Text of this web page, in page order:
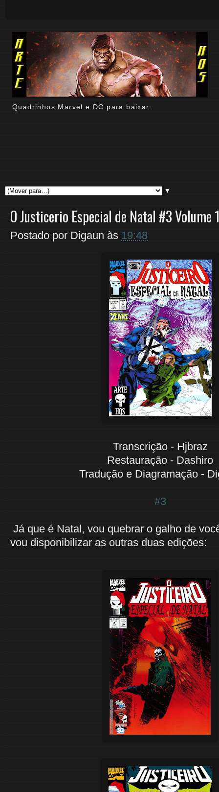
Quadrinhos Marvel e DC para baixar.
▼
O Justicerio Especial de Natal #3 Volume
Postado por Digaun às 19:48
Transcrição - Hjbraz
Restauração - Dashiro
Tradução e Diagramação -
#3
Já que é Natal, vou quebrar o galho de
vou disponibilizar as outras duas edições: